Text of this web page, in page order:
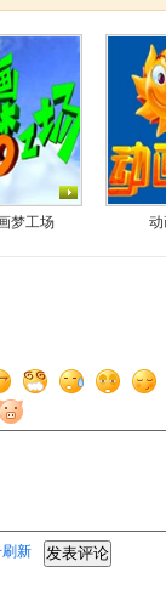
梦工场 动
新